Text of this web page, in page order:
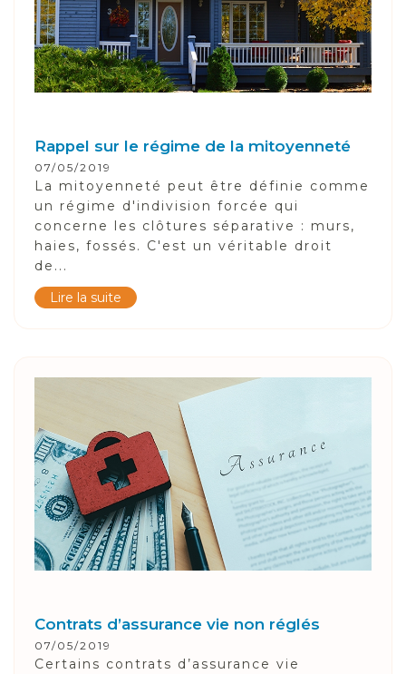
Rappel sur le régime de la mitoyenneté
07/05/2019
La mitoyenneté peut être définie comme
un régime d'indivision forcée qui
concerne les clôtures séparative : murs,
haies, fossés. C'est un véritable droit
de...
Lire la suite
Contrats d’assurance vie non réglés
07/05/2019
Certains contrats d’assurance vie